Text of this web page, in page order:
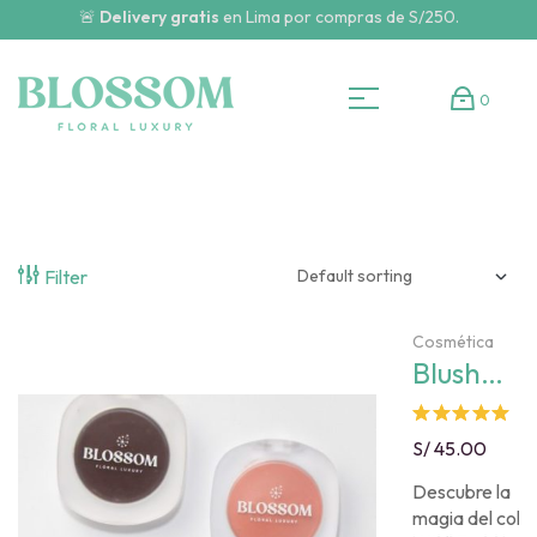
🚨 Delivery gratis en Lima por compras de S/250.
0
Filter
Cosmética
Blush
natural –
Flora
Rated
of 5
S/45.00
Descubre la
magia del color